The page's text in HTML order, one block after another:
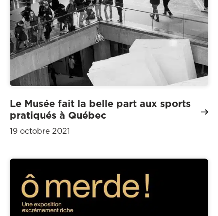
Le Musée fait la belle part aux sports
pratiqués à Québec
19 octobre 2021